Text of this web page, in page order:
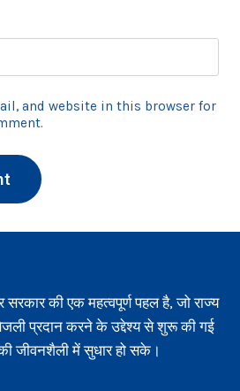
and website in this browser for
सरकार की एक महत्वपूर्ण पहल है, जो राज्य
प्रदान करने के उद्देश्य से शुरू की गई
जीवनशैली में सुधार हो सके।